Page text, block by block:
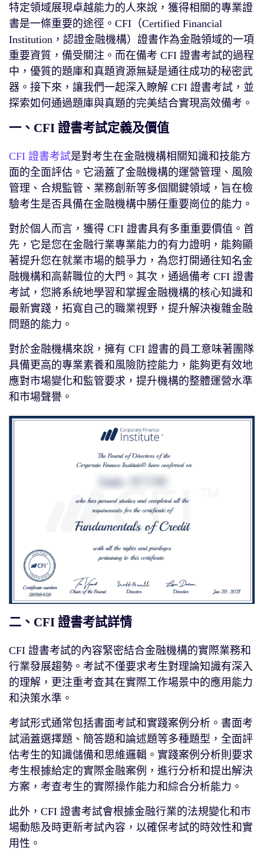
特定領域展現卓越能力的人來說，獲得相關的專業證
書是一條重要的途徑。CFI（Certified Financial
Institution，認證金融機構）證書作為金融領域的一項
重要資質，備受關注。而在備考 CFI 證書考試的過程
中，優質的題庫和真題資源無疑是通往成功的秘密武
器。接下來，讓我們一起深入瞭解 CFI 證書考試，並
探索如何通過題庫與真題的完美結合實現高效備考。
一、CFI 證書考試定義及價值
CFI 證書考試是對考生在金融機構相關知識和技能方
面的全面評估。它涵蓋了金融機構的運營管理、風險
管理、合規監管、業務創新等多個關鍵領域，旨在檢
驗考生是否具備在金融機構中勝任重要崗位的能力。
對於個人而言，獲得 CFI 證書具有多重重要價值。首
先，它是您在金融行業專業能力的有力證明，能夠顯
著提升您在就業市場的競爭力，為您打開通往知名金
融機構和高薪職位的大門。其次，通過備考 CFI 證書
考試，您將系統地學習和掌握金融機構的核心知識和
最新實踐，拓寬自己的職業視野，提升解決複雜金融
問題的能力。
對於金融機構來說，擁有 CFI 證書的員工意味著團隊
具備更高的專業素養和風險防控能力，能夠更有效地
應對市場變化和監管要求，提升機構的整體運營水準
和市場聲譽。
二、CFI 證書考試詳情
CFI 證書考試的內容緊密結合金融機構的實際業務和
行業發展趨勢。考試不僅要求考生對理論知識有深入
的理解，更注重考查其在實際工作場景中的應用能力
和決策水準。
考試形式通常包括書面考試和實踐案例分析。書面考
試涵蓋選擇題、簡答題和論述題等多種題型，全面評
估考生的知識儲備和思維邏輯。實踐案例分析則要求
考生根據給定的實際金融案例，進行分析和提出解決
方案，考查考生的實際操作能力和綜合分析能力。
此外，CFI 證書考試會根據金融行業的法規變化和市
場動態及時更新考試內容，以確保考試的時效性和實
用性。